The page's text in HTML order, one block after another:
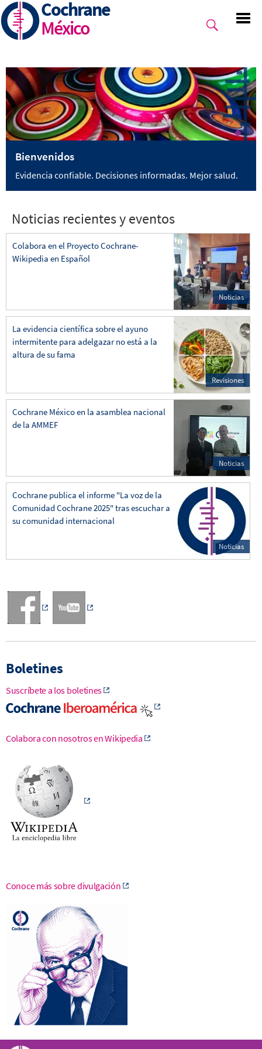
Skip
to
main
Cochrane
México
Bienvenidos
Evidencia confiable. Decisiones informadas. Mejor salud.
Noticias recientes y eventos
Colabora en el Proyecto Cochrane-
Wikipedia en Español
Noticias
La evidencia científica sobre el ayuno
intermitente para adelgazar no está a la
altura de su fama
Revisiones
Cochrane México en la asamblea nacional
de la AMMEF
Noticias
Cochrane publica el informe "La voz de la
Comunidad Cochrane 2025" tras escuchar a
su comunidad internacional
Noticias
Boletines
Suscríbete a los boletines
Colabora con nosotros en Wikipedia
Conoce más sobre divulgación